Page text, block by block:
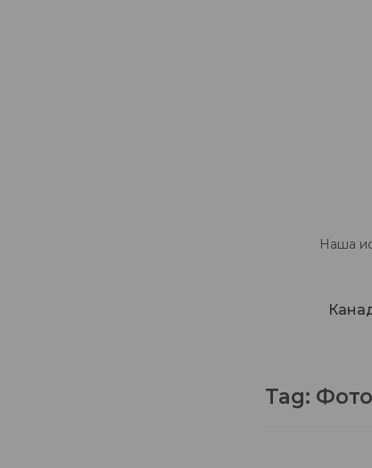
Наша
Tag: Фото